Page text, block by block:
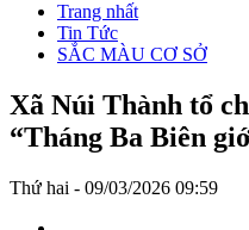
Trang nhất
Tin Tức
SẮC MÀU CƠ SỞ
Xã Núi Thành tổ
“Tháng Ba Biên
Thứ hai - 09/03/2026 09:59